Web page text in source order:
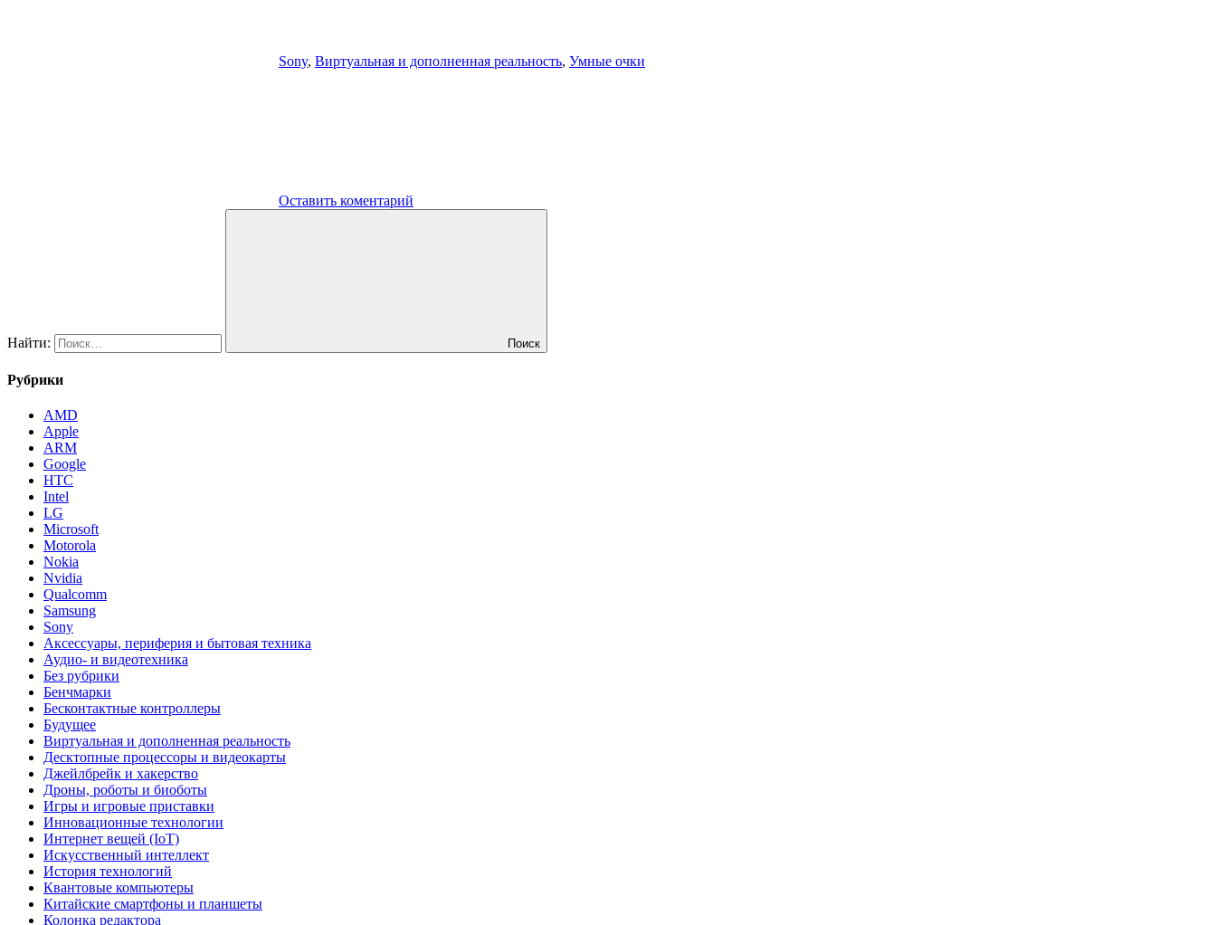
Sony, Виртуальная и дополненная реальность, Умные очки
Оставить коментарий
Найти: Поиск
Рубрики
AMD
Apple
ARM
Google
HTC
Intel
LG
Microsoft
Motorola
Nokia
Nvidia
Qualcomm
Samsung
Sony
Аксессуары, периферия и бытовая техника
Аудио- и видеотехника
Без рубрики
Бенчмарки
Бесконтактные контроллеры
Будущее
Виртуальная и дополненная реальность
Десктопные процессоры и видеокарты
Джейлбрейк и хакерство
Дроны, роботы и биоботы
Игры и игровые приставки
Инновационные технологии
Интернет вещей (IoT)
Искусственный интеллект
История технологий
Квантовые компьютеры
Китайские смартфоны и планшеты
Колонка редактора